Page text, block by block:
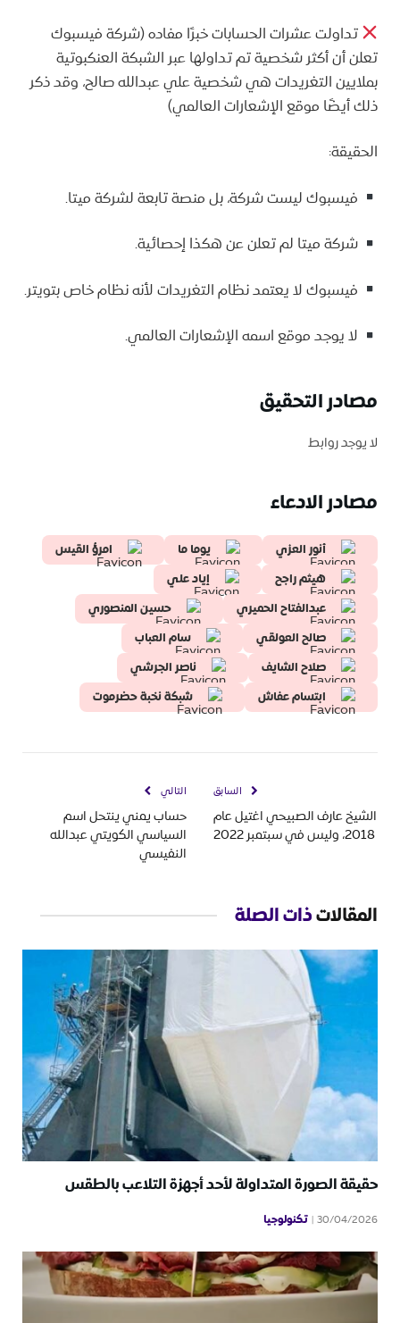
تداولت عشرات الحسابات خبرًا مفاده (شركة فيسبوك
تعلن أن أكثر شخصية تم تداولها عبر الشبكة العنكبوتية
بملايين التغريدات هي شخصية علي عبدالله صالح، وقد ذكر
ذلك أيضًا موقع الإشعارات العالمي)
الحقيقة:
فيسبوك ليست شركة، بل منصة تابعة لشركة ميتا.
شركة ميتا لم تعلن عن هكذا إحصائية.
فيسبوك لا يعتمد نظام التغريدات لأنه نظام خاص بتويتر.
لا يوجد موقع اسمه الإشعارات العالمي.
مصادر التحقيق
لا يوجد روابط
مصادر الادعاء
أنور العزي يوما ما
امرؤ القيس
هيثم راجح
إياد علي
عبدالفتاح الحميري
حسين المنصوري
صالح العولقي
سام العباب
صلاح الشايف
ناصر الجرشي
ابتسام عفاش
شبكة نخبة حضرموت
السابق
الشيخ عارف الصبيحي اغتيل عام
2018، وليس في سبتمبر 2022
التالي
حساب يمني ينتحل اسم
السياسي الكويتي عبدالله
النفيسي
المقالاتذات الصلة
حقيقة الصورة المتداولة لأحد أجهزة التلاعب بالطقس
30/04/2026 تكنولوجيا